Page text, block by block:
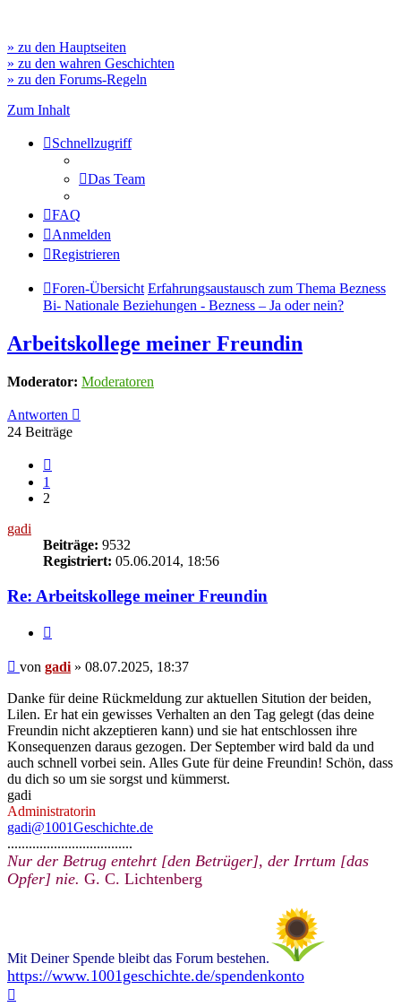
» zu den Hauptseiten
» zu den wahren Geschichten
» zu den Forums-Regeln
Zum Inhalt
Schnellzugriff
Das Team
FAQ
Anmelden
Registrieren
Foren-Übersicht Erfahrungsaustausch zum Thema Bezness
Bi- Nationale Beziehungen - Bezness – Ja oder nein?
Arbeitskollege meiner Freundin
Moderator: Moderatoren
Antworten
24 Beiträge
1
2
gadi
Beiträge: 9532
Registriert: 05.06.2014, 18:56
Re: Arbeitskollege meiner Freundin
Beitrag
von gadi » 08.07.2025, 18:37
Danke für deine Rückmeldung zur aktuellen Sitution der beiden,
Lilen. Er hat ein gewisses Verhalten an den Tag gelegt (das deine
Freundin nicht akzeptieren kann) und sie hat entschlossen ihre
Konsequenzen daraus gezogen. Der September wird bald da und
auch schnell vorbei sein. Alles Gute für deine Freundin! Schön, dass
du dich so um sie sorgst und kümmerst.
gadi
Administratorin
gadi@1001Geschichte.de
...................................
Nur der Betrug entehrt [den Betrüger], der Irrtum [das
Opfer] nie. G. C. Lichtenberg
Mit Deiner Spende bleibt das Forum bestehen.
https://www.1001geschichte.de/spendenkonto